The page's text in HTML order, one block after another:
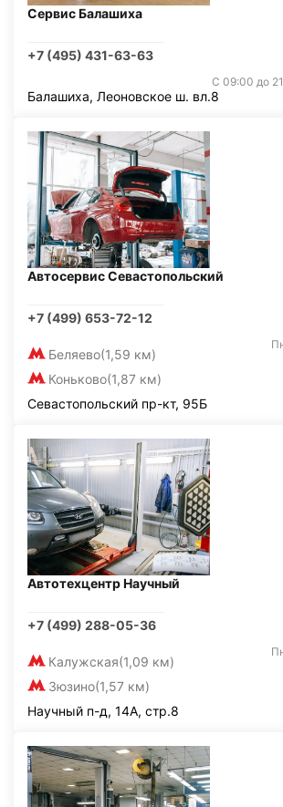
Сервис Балашиха
+7 (495) 431-63-63
С 09:00 до
Балашиха, Леоновское ш. вл.8
Автосервис Севастопольский
+7 (499) 653-72-12
Беляево(1,59 км)
Коньково(1,87 км)
Севастопольский пр-кт, 95Б
Автотехцентр Научный
+7 (499) 288-05-36
Калужская(1,09 км)
Зюзино(1,57 км)
Научный п-д, 14А, стр.8